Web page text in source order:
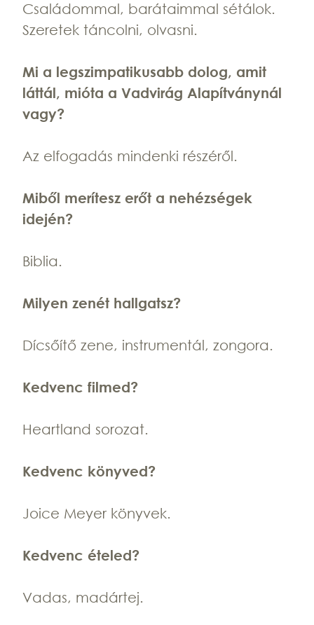
Családommal, barátaimmal sétálok.
Szeretek táncolni, olvasni.
Mi a legszimpatikusabb dolog, amit
láttál, mióta a Vadvirág Alapítványnál
vagy?
Az elfogadás mindenki részéről.
Miből merítesz erőt a nehézségek
idején?
Biblia.
Milyen zenét hallgatsz?
Dícsőítő zene, instrumentál, zongora.
Kedvenc filmed?
Heartland sorozat.
Kedvenc könyved?
Joice Meyer könyvek.
Kedvenc ételed?
Vadas, madártej.